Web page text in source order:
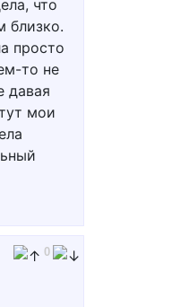
что
близко.
просто
то не
давая
мои
0